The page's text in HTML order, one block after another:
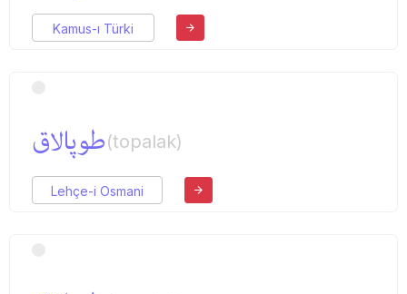
Kamus-ı Türki
طوپالاق(topalak)
Lehçe-i Osmani